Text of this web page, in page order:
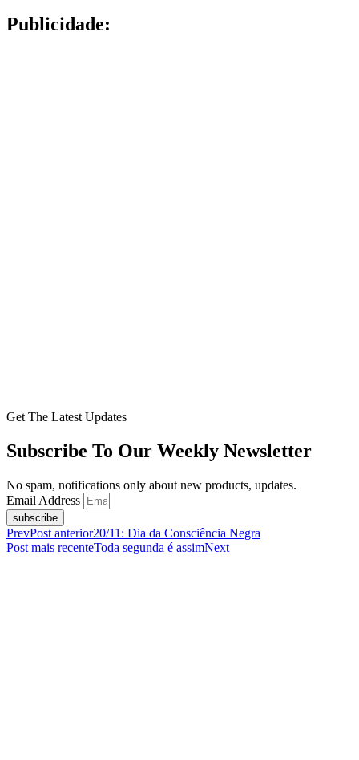
Publicidade:
Get The Latest Updates
Subscribe To Our Weekly Newsletter
No spam, notifications only about new products, updates.
Email Address
subscribe
PrevPost anterior20/11: Dia da Consciência Negra
Post mais recenteToda segunda é assimNext